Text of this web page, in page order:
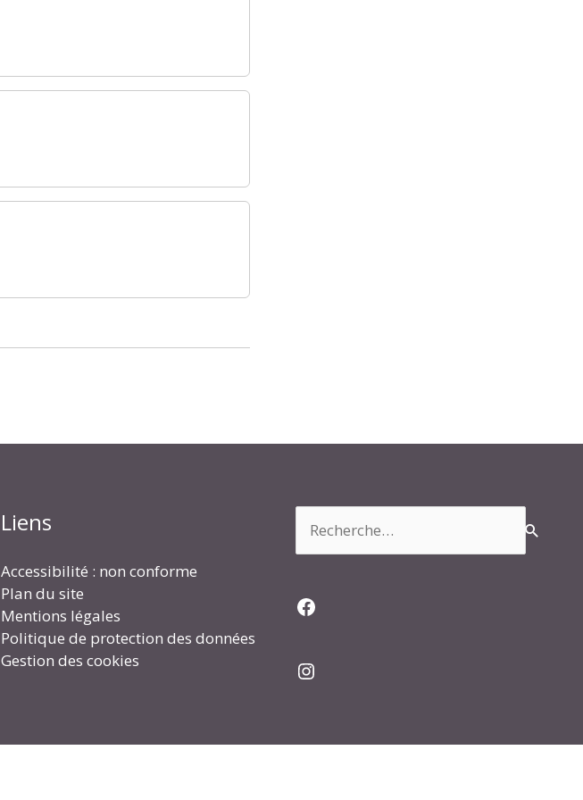
Liens
Accessibilité : non conforme
Plan du site
Mentions légales
Politique de protection des données
Gestion des cookies
Facebook
Instagram